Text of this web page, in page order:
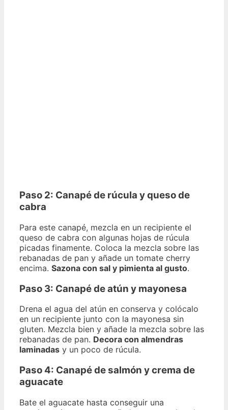
Paso 2: Canapé de rúcula y queso de
cabra
Para este canapé, mezcla en un recipiente el
queso de cabra con algunas hojas de rúcula
picadas finamente. Coloca la mezcla sobre las
rebanadas de pan y añade un tomate cherry
encima. Sazona con sal y pimienta al gusto.
Paso 3: Canapé de atún y mayonesa
Drena el agua del atún en conserva y colócalo
en un recipiente junto con la mayonesa sin
gluten. Mezcla bien y añade la mezcla sobre las
rebanadas de pan. Decora con almendras
laminadas y un poco de rúcula.
Paso 4: Canapé de salmón y crema de
aguacate
Bate el aguacate hasta conseguir una